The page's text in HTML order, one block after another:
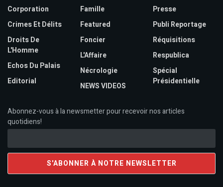
Corporation
Crimes Et Délits
Droits De
L'Homme
Echos Du Palais
Editorial
Famille
Featured
Foncier
L'Affaire
Nécrologie
NEWS VIDEOS
Presse
Publi Reportage
Réquisitions
Respublica
Spécial
Présidentielle
Abonnez-vous à la newsmetter pour recevoir nos articles
quotidiens!